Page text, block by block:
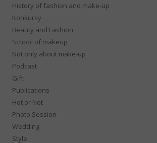
History of fashion and make-up
Konkursy
Beauty and Fashion
School of makeup
Not only about make-up
Podcast
Gift
Publications
Hot or Not
Photo Session
Wedding
Style